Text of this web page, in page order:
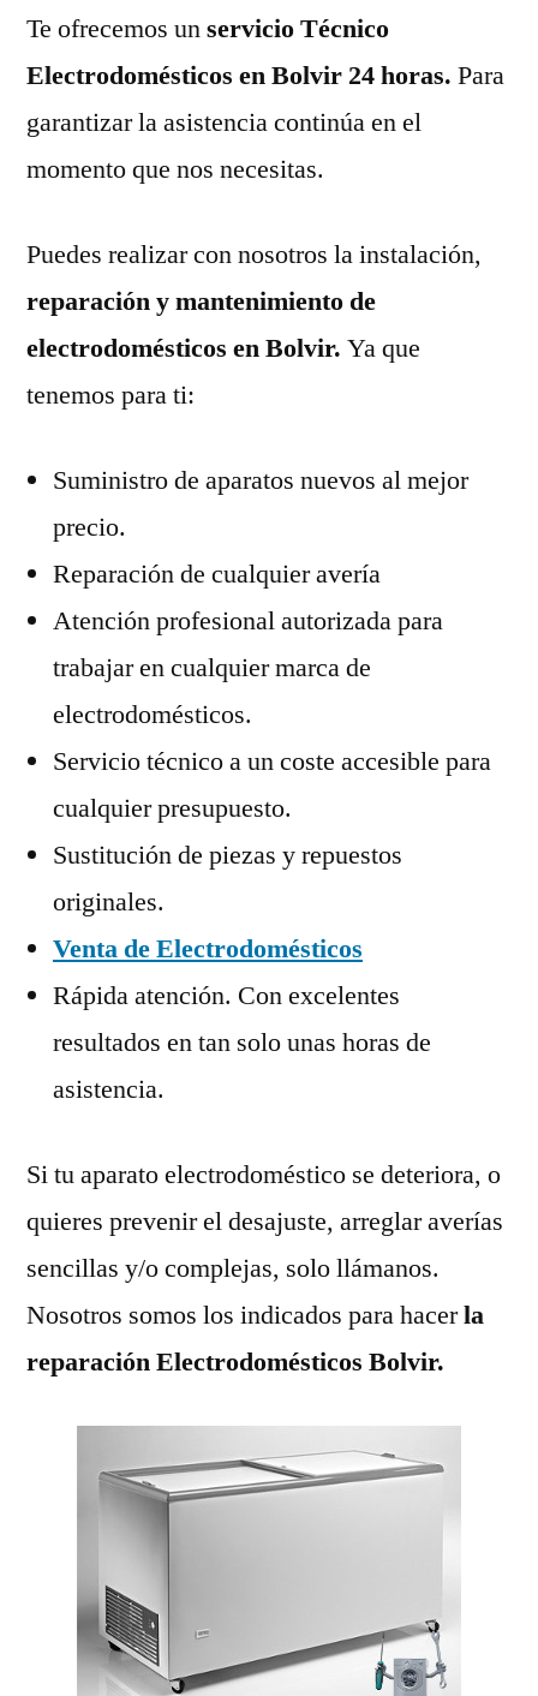
Te ofrecemos unservicio Técnico
Electrodomésticos en Bolvir 24 horas. Para
garantizar la asistencia continúa en el
momento que nos necesitas.
Puedes realizar con nosotros la instalación,
reparación y mantenimiento de
electrodomésticos en Bolvir. Ya que
tenemos para ti:
Suministro de aparatos nuevos al mejor
precio.
Reparación de cualquier avería
Atención profesional autorizada para
trabajar en cualquier marca de
electrodomésticos.
Servicio técnico a un coste accesible para
cualquier presupuesto.
Sustitución de piezas y repuestos
originales.
Venta de Electrodomésticos
Rápida atención. Con excelentes
resultados en tan solo unas horas de
asistencia.
Si tu aparato electrodoméstico se deteriora, o
quieres prevenir el desajuste, arreglar averías
sencillas y/o complejas, solo llámanos.
Nosotros somos los indicados para hacerla
reparación Electrodomésticos Bolvir.